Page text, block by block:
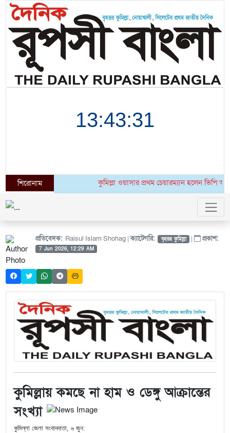
শিরোনাম কুমিল্লা ওয়াসার প্রথম চেয়ারম্যান হলেন ভিপি
প্রতিবেদক: Raisul Islam Shohag |ক্যাটেগরি: বৃহত্তর কুমিল্লা | প্রকাশ:
7 Jun 2026, 12:29 AM
কুমিল্লায় কমছে না হাম ও ডেঙ্গু আক্রান্তের
সংখ্যা
কুমিল্লা জেলা সংবাদদাতা, ৬ জুন: